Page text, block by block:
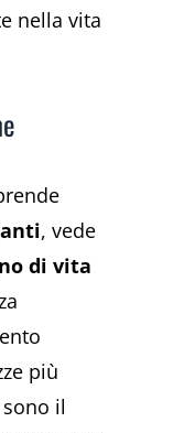
nella vita
, vede
di vita
più
il